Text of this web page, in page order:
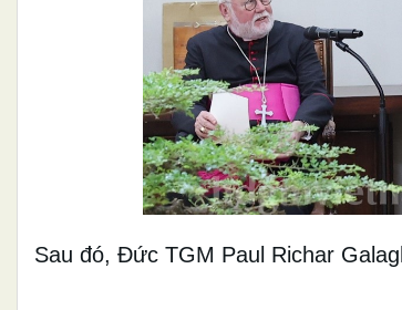
Sau đó, Đức TGM Paul Richar